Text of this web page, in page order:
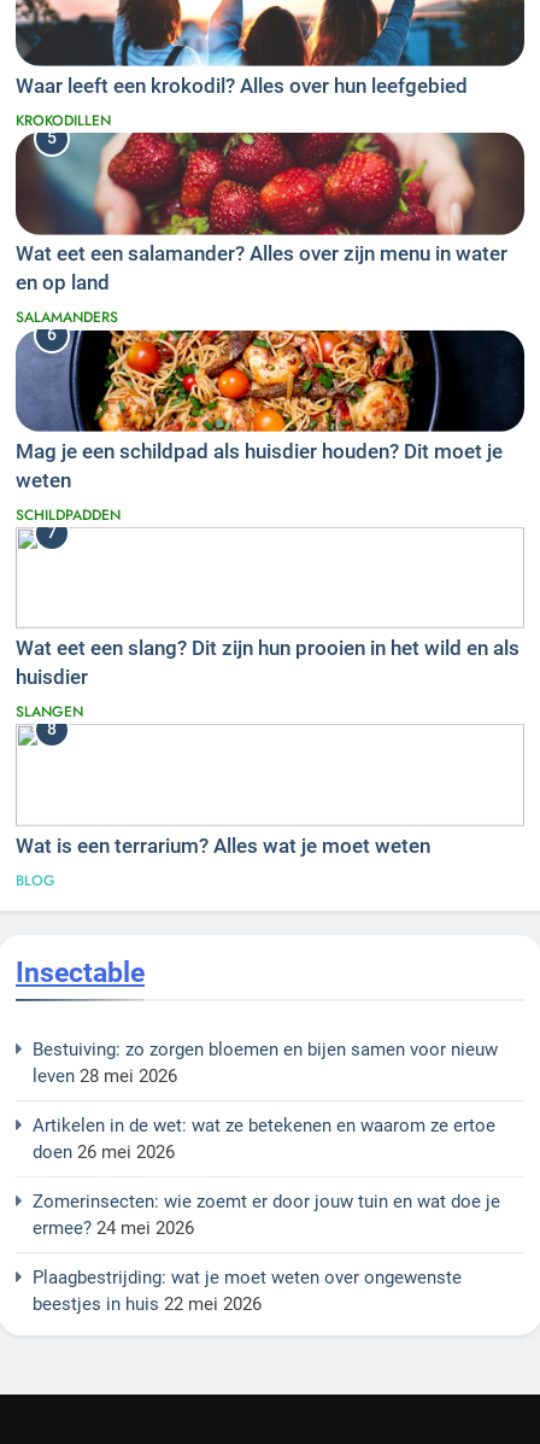
Waar leeft een krokodil? Alles over hun leefgebied
KROKODILLEN
5
Wat eet een salamander? Alles over zijn menu in water
en op land
SALAMANDERS
6
Mag je een schildpad als huisdier houden? Dit moet je
weten
SCHILDPADDEN
7
Wat eet een slang? Dit zijn hun prooien in het wild en als
huisdier
SLANGEN
8
Wat is een terrarium? Alles wat je moet weten
BLOG
Insectable
Bestuiving: zo zorgen bloemen en bijen samen voor nieuw
leven 28 mei 2026
Artikelen in de wet: wat ze betekenen en waarom ze ertoe
doen 26 mei 2026
Zomerinsecten: wie zoemt er door jouw tuin en wat doe je
ermee? 24 mei 2026
Plaagbestrijding: wat je moet weten over ongewenste
beestjes in huis 22 mei 2026